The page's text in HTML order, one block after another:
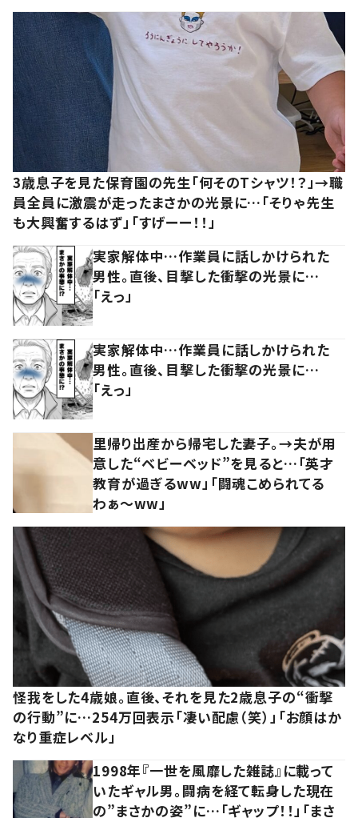
3歳息子を見た保育園の先生「何そのTシャツ！？」→職
員全員に激震が走ったまさかの光景に…「そりゃ先生
も大興奮するはず」「すげーー！！」
実家解体中…作業員に話しかけられた
男性。直後、目撃した衝撃の光景に…
「えっ」
実家解体中…作業員に話しかけられた
男性。直後、目撃した衝撃の光景に…
「えっ」
里帰り出産から帰宅した妻子。→夫が用
意した“ベビーベッド”を見ると…「英才
教育が過ぎるww」「闘魂こめられてる
わぁ～ww」
怪我をした4歳娘。直後、それを見た2歳息子の“衝撃
の行動”に…254万回表示「凄い配慮（笑）」「お顔はか
なり重症レベル」
1998年『一世を風靡した雑誌』に載って
いたギャル男。闘病を経て転身した現在
の”まさかの姿”に…「ギャップ！！」「まさ